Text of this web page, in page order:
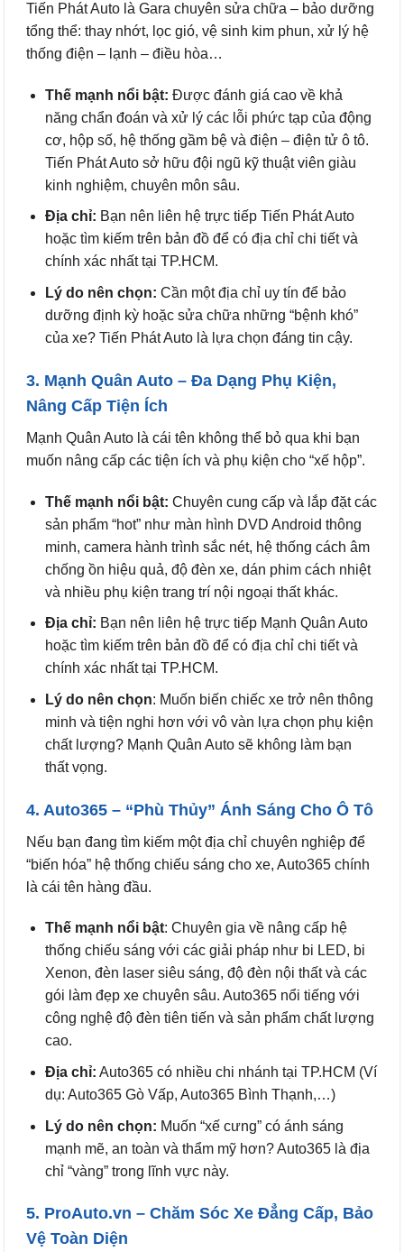
Tiến Phát Auto là Gara chuyên sửa chữa – bảo dưỡng
tổng thể: thay nhớt, lọc gió, vệ sinh kim phun, xử lý hệ
thống điện – lạnh – điều hòa…
Thế mạnh nổi bật: Được đánh giá cao về khả
năng chẩn đoán và xử lý các lỗi phức tạp của động
cơ, hộp số, hệ thống gầm bệ và điện – điện tử ô tô.
Tiến Phát Auto sở hữu đội ngũ kỹ thuật viên giàu
kinh nghiệm, chuyên môn sâu.
Địa chỉ: Bạn nên liên hệ trực tiếp Tiến Phát Auto
hoặc tìm kiếm trên bản đồ để có địa chỉ chi tiết và
chính xác nhất tại TP.HCM.
Lý do nên chọn: Cần một địa chỉ uy tín để bảo
dưỡng định kỳ hoặc sửa chữa những “bệnh khó”
của xe? Tiến Phát Auto là lựa chọn đáng tin cậy.
3. Mạnh Quân Auto – Đa Dạng Phụ Kiện,
Nâng Cấp Tiện Ích
Mạnh Quân Auto là cái tên không thể bỏ qua khi bạn
muốn nâng cấp các tiện ích và phụ kiện cho “xế hộp”.
Thế mạnh nổi bật: Chuyên cung cấp và lắp đặt các
sản phẩm “hot” như màn hình DVD Android thông
minh, camera hành trình sắc nét, hệ thống cách âm
chống ồn hiệu quả, độ đèn xe, dán phim cách nhiệt
và nhiều phụ kiện trang trí nội ngoại thất khác.
Địa chỉ: Bạn nên liên hệ trực tiếp Mạnh Quân Auto
hoặc tìm kiếm trên bản đồ để có địa chỉ chi tiết và
chính xác nhất tại TP.HCM.
Lý do nên chọn: Muốn biến chiếc xe trở nên thông
minh và tiện nghi hơn với vô vàn lựa chọn phụ kiện
chất lượng? Mạnh Quân Auto sẽ không làm bạn
thất vọng.
4. Auto365 – “Phù Thủy” Ánh Sáng Cho Ô Tô
Nếu bạn đang tìm kiếm một địa chỉ chuyên nghiệp để
“biến hóa” hệ thống chiếu sáng cho xe, Auto365 chính
là cái tên hàng đầu.
Thế mạnh nổi bật: Chuyên gia về nâng cấp hệ
thống chiếu sáng với các giải pháp như bi LED, bi
Xenon, đèn laser siêu sáng, độ đèn nội thất và các
gói làm đẹp xe chuyên sâu. Auto365 nổi tiếng với
công nghệ độ đèn tiên tiến và sản phẩm chất lượng
cao.
Địa chỉ: Auto365 có nhiều chi nhánh tại TP.HCM (Ví
dụ: Auto365 Gò Vấp, Auto365 Bình Thạnh,…)
Lý do nên chọn: Muốn “xế cưng” có ánh sáng
mạnh mẽ, an toàn và thẩm mỹ hơn? Auto365 là địa
chỉ “vàng” trong lĩnh vực này.
5. ProAuto.vn – Chăm Sóc Xe Đẳng Cấp, Bảo
Vệ Toàn Diện